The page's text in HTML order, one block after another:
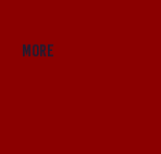
More